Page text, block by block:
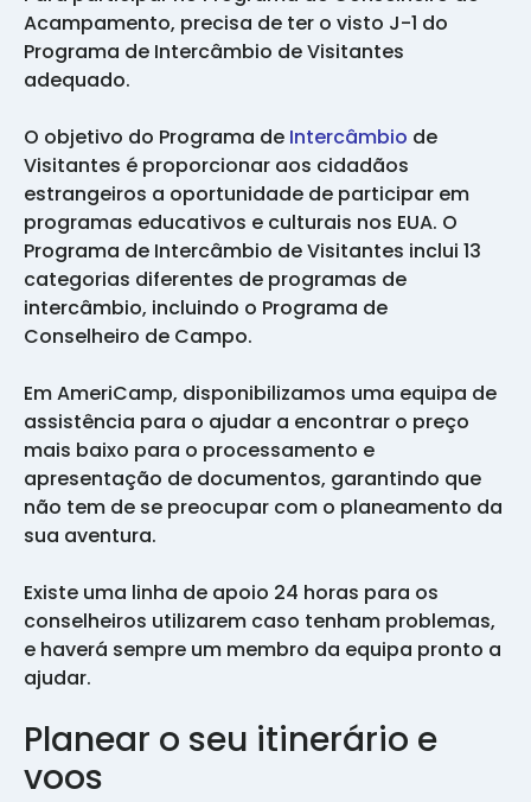
Acampamento, precisa de ter o visto J-1 do
Programa de Intercâmbio de Visitantes
adequado.
O objetivo do Programa de Intercâmbio de
Visitantes é proporcionar aos cidadãos
estrangeiros a oportunidade de participar em
programas educativos e culturais nos EUA. O
Programa de Intercâmbio de Visitantes inclui 13
categorias diferentes de programas de
intercâmbio, incluindo o Programa de
Conselheiro de Campo.
Em AmeriCamp, disponibilizamos uma equipa de
assistência para o ajudar a encontrar o preço
mais baixo para o processamento e
apresentação de documentos, garantindo que
não tem de se preocupar com o planeamento da
sua aventura.
Existe uma linha de apoio 24 horas para os
conselheiros utilizarem caso tenham problemas,
e haverá sempre um membro da equipa pronto a
ajudar.
Planear o seu itinerário e
voos